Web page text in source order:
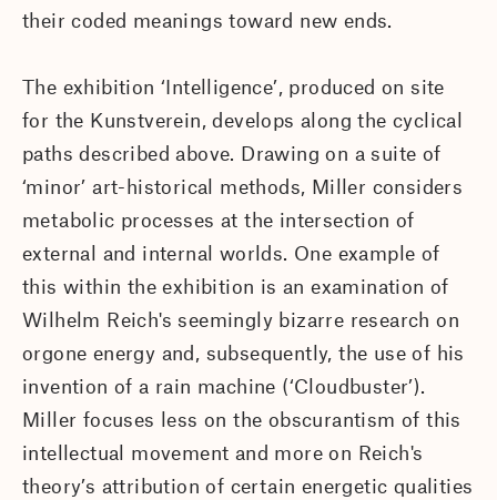
their coded meanings toward new ends.
The exhibition ‘Intelligence’, produced on site
for the Kunstverein, develops along the cyclical
paths described above. Drawing on a suite of
‘minor’ art-historical methods, Miller considers
metabolic processes at the intersection of
external and internal worlds. One example of
this within the exhibition is an examination of
Wilhelm Reich's seemingly bizarre research on
orgone energy and, subsequently, the use of his
invention of a rain machine (‘Cloudbuster’).
Miller focuses less on the obscurantism of this
intellectual movement and more on Reich's
theory’s attribution of certain energetic qualities